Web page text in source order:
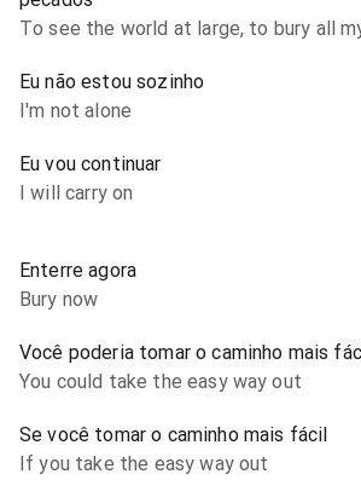
To see the world at large, to bury all
Eu não estou sozinho
I'm not alone
Eu vou continuar
I will carry on
Enterre agora
Bury now
Você poderia tomar o caminho mais
You could take the easy way out
Se você tomar o caminho mais fácil
If you take the easy way out